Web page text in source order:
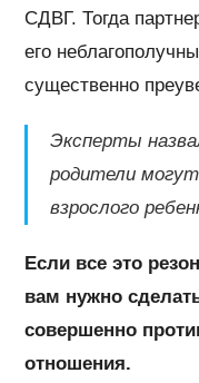
СДВГ. Тогда
его
существенно
Эксперты
родители
взрослого
Если все это
вам нужно
совершенно
отношения.